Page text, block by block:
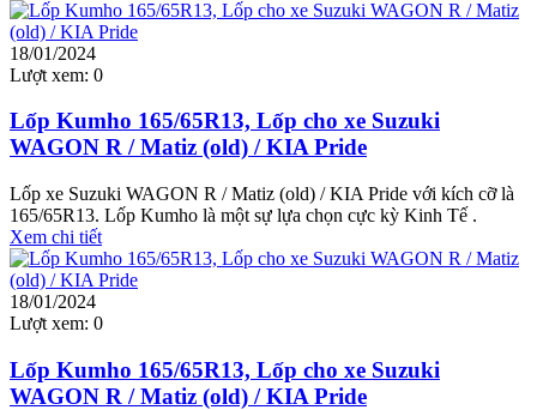
18/01/2024
Lượt xem: 0
Lốp Kumho 165/65R13, Lốp cho xe Suzuki
WAGON R / Matiz (old) / KIA Pride
Lốp xe Suzuki WAGON R / Matiz (old) / KIA Pride với kích cỡ là
165/65R13. Lốp Kumho là một sự lựa chọn cực kỳ Kinh Tế .
Xem chi tiết
18/01/2024
Lượt xem: 0
Lốp Kumho 165/65R13, Lốp cho xe Suzuki
WAGON R / Matiz (old) / KIA Pride